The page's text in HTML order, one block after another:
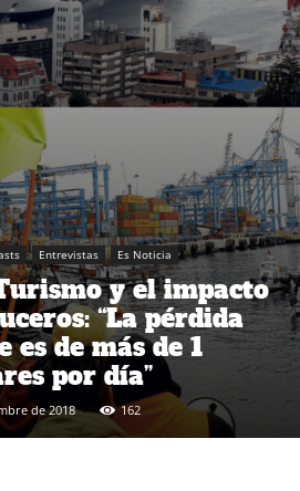
Entrevistas Es Noticia
y el impacto
“La pérdida
es de más de 1
por día”
de 2018 162